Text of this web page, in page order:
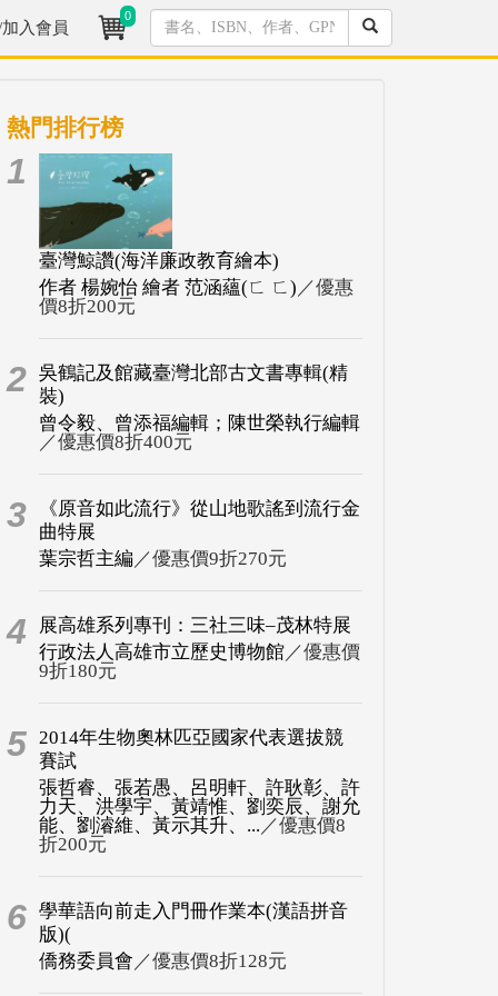
入會員
0
熱門排行榜
1
臺灣鯨讚(海洋廉政教育繪本)
作者 楊婉怡 繪者 范涵蘊(ㄈ ㄈ) ／優惠
價8折200元
2 吳鶴記及館藏臺灣北部古文書專輯(精
裝)
曾令毅、曾添福編輯；陳世榮執行編輯
／優惠價8折400元
3
《原音如此流行》從山地歌謠到流行金
曲特展
葉宗哲主編 ／優惠價9折270元
4
展高雄系列專刊：三社三味–茂林特展
行政法人高雄市立歷史博物館／優惠價
9折180元
5 2014年生物奧林匹亞國家代表選拔競
賽試
張哲睿、張若愚、呂明軒、許耿彰、許
力天、洪學宇、黃靖惟、劉奕辰、謝允
能、劉濬維、黃示其升、... ／優惠價8
折200元
6 學華語向前走入門冊作業本(漢語拼音
版)(
僑務委員會 ／優惠價8折128元